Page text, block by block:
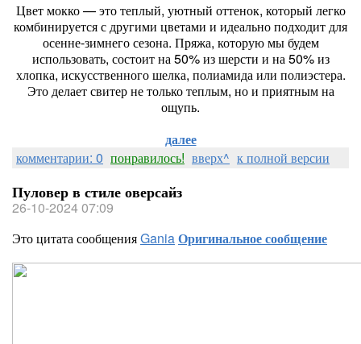
Цвет мокко — это теплый, уютный оттенок, который легко
комбинируется с другими цветами и идеально подходит для
осенне-зимнего сезона. Пряжа, которую мы будем
использовать, состоит на 50% из шерсти и на 50% из
хлопка, искусственного шелка, полиамида или полиэстера.
Это делает свитер не только теплым, но и приятным на
ощупь.
далее
комментарии: 0 понравилось! вверх^ к полной версии
Пуловер в стиле оверсайз
26-10-2024 07:09
Это цитата сообщенияGaniaОригинальное сообщение